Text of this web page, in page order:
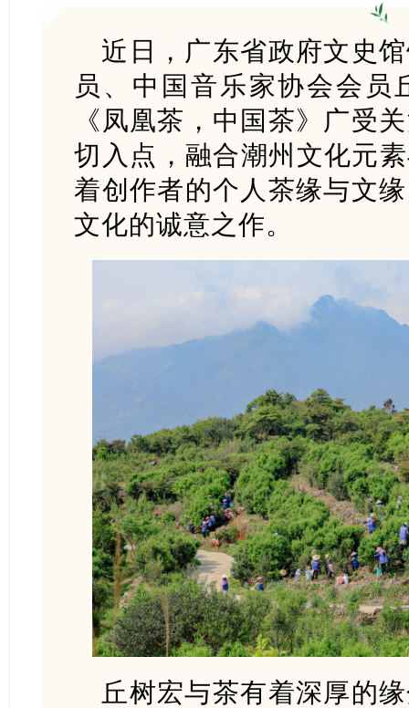
近日，广东省政府文史
员、中国音乐家协会会员
《凤凰茶，中国茶》广受
切入点，融合潮州文化元
着创作者的个人茶缘与文
文化的诚意之作。
丘树宏与茶有着深厚的